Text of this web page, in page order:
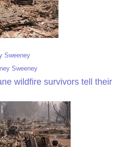
Sweeney
Sweeney
wildfire survivors tell their